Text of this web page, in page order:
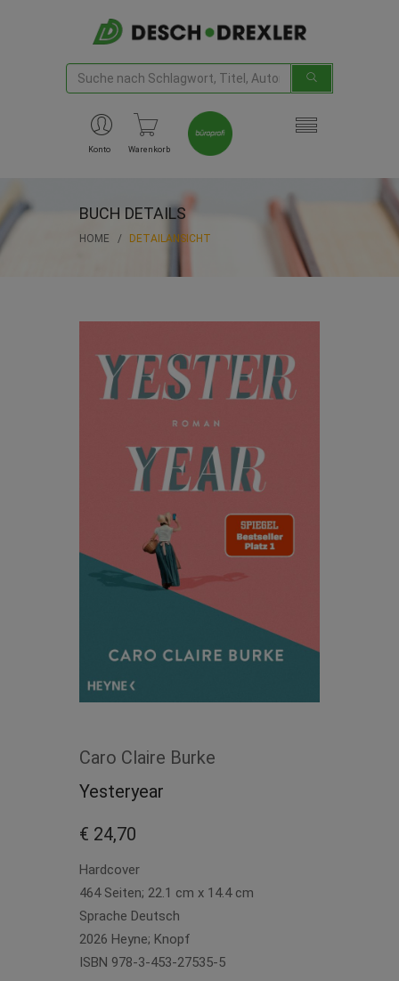
Konto Warenkorb
BUCH DETAILS
HOME DETAILANSICHT
Caro Claire Burke
Yesteryear
€ 24,70
Hardcover
464 Seiten; 22.1 cm x 14.4 cm
Sprache Deutsch
2026 Heyne; Knopf
ISBN 978-3-453-27535-5